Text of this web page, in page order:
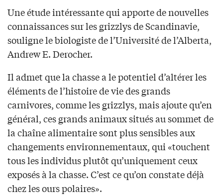
Une étude intéressante qui apporte de nouvelles
connaissances sur les grizzlys de Scandinavie,
souligne le biologiste de l’Université de l’Alberta,
Andrew E. Derocher.
Il admet que la chasse a le potentiel d’altérer les
éléments de l’histoire de vie des grands
carnivores, comme les grizzlys, mais ajoute qu’en
général, ces grands animaux situés au sommet de
la chaîne alimentaire sont plus sensibles aux
changements environnementaux, qui «touchent
tous les individus plutôt qu’uniquement ceux
exposés à la chasse. C’est ce qu’on constate déjà
chez les ours polaires».